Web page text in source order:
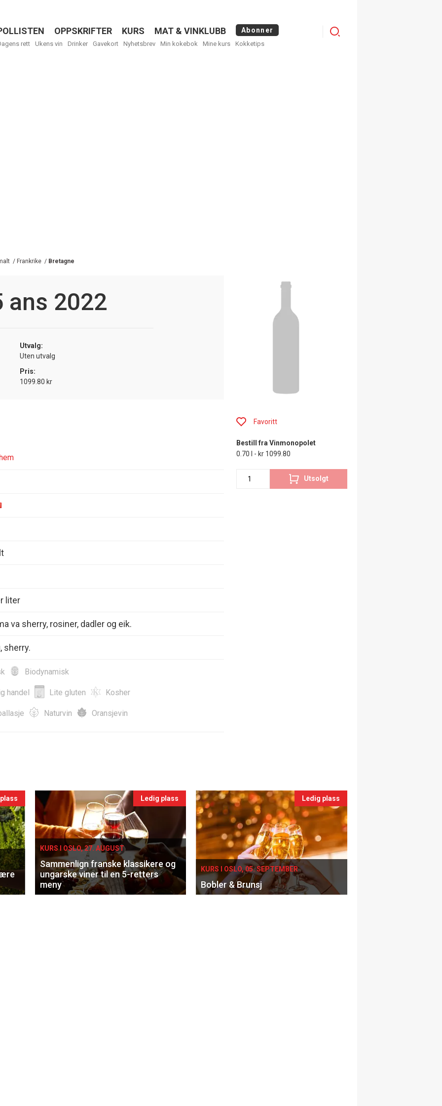
OPPSKRIFTER KURS MAT & VINKLUBB Abonner
rett Ukens vin Drinker Gavekort Nyhetsbrev Min kokebok Mine kurs Kokketips
Menu
/ Frankrike / Bretagne
ans 2022
Utvalg:
Uten utvalg
Pris:
1099.80 kr
liter
va sherry, rosiner, dadler og eik.
sherry.
Biodynamisk
handel Lite gluten Kosher
Naturvin Oransjevin
Favoritt
Bestill fra Vinmonopolet
0.70 l - kr 1099.80
Utsolgt
Ledig plass
KURS I OSLO, 27. AUGUST
Sammenlign franske klassikere og
ungarske viner til en 5-retters
meny
Ledig plass
KURS I OSLO, 05. SEPTEMBER
Bobler & Brunsj